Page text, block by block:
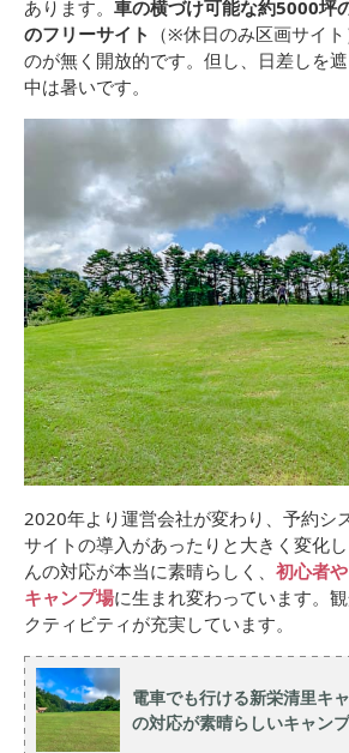
あります。 車の横づけ可能な約5000坪
のフリーサイト （※休日のみ区画サイ
のが無く開放的です。但し、日差しを
中は暑いです。
2020年より運営会社が変わり、予約シ
サイトの導入があったりと大きく変化
んの対応が本当に素晴らしく、 初心者
キャンプ場に生まれ変わっています。
クティビティが充実しています。
電車でも行ける新栄清里キ
の対応が素晴らしいキャン